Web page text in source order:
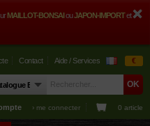
MAILLOT-BONSAIouJAPON-IMPORTet
Contact Aide / Services €
› me connecter 0 article